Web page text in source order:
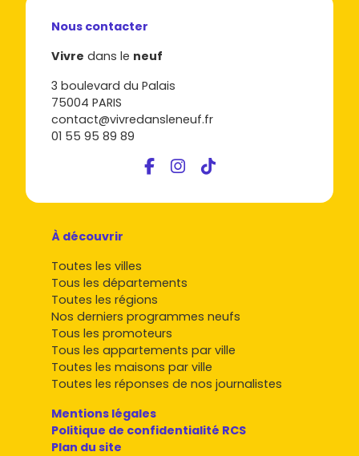
Nous contacter
Vivre dans le neuf
3 boulevard du Palais
75004 PARIS
contact@vivredansleneuf.fr
01 55 95 89 89
À découvrir
Toutes les villes
Tous les départements
Toutes les régions
Nos derniers programmes neufs
Tous les promoteurs
Tous les appartements par ville
Toutes les maisons par ville
Toutes les réponses de nos journalistes
Mentions légales
Politique de confidentialité RCS
Plan du site